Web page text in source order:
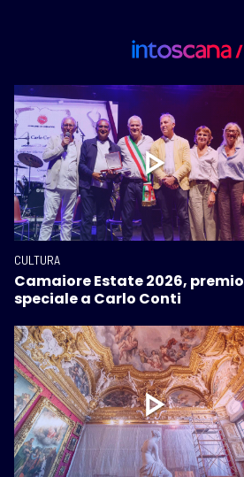
CULTURA
Camaiore Estate 2026, premio
speciale a Carlo Conti